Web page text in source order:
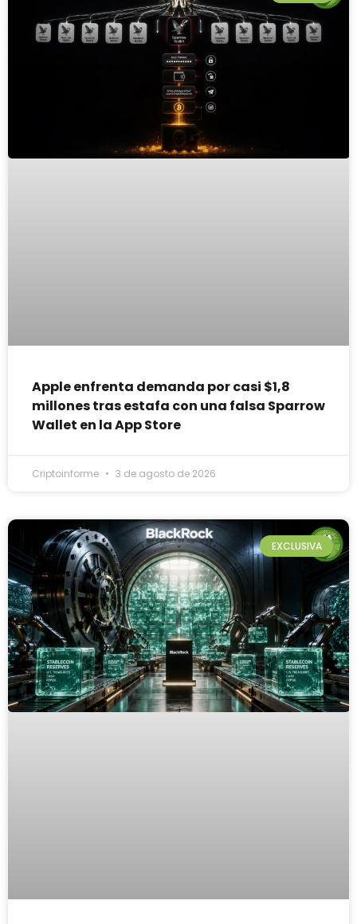
Apple enfrenta demanda por casi $1,8
millones tras estafa con una falsa Sparrow
Wallet en la App Store
Criptoinforme 3 de agosto de 2026
EXCLUSIVA